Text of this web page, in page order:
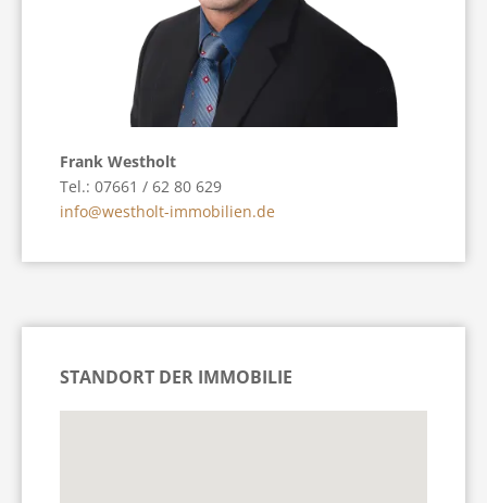
Frank Westholt
Tel.: 07661 / 62 80 629
info@westholt-immobilien.de
STANDORT DER IMMOBILIE